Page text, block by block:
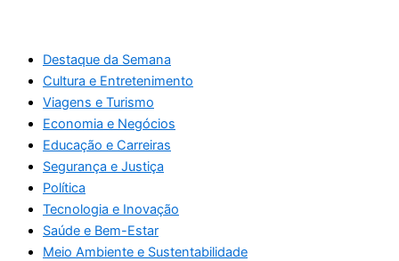
Destaque da Semana
Cultura e Entretenimento
Viagens e Turismo
Economia e Negócios
Educação e Carreiras
Segurança e Justiça
Política
Tecnologia e Inovação
Saúde e Bem-Estar
Meio Ambiente e Sustentabilidade